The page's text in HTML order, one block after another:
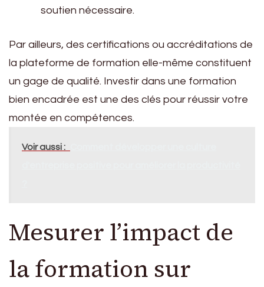
soutien nécessaire.
Par ailleurs, des certifications ou accréditations de
la plateforme de formation elle-même constituent
un gage de qualité. Investir dans une formation
bien encadrée est une des clés pour réussir votre
montée en compétences.
Voir aussi :
Mesurer l’impact de
la formation sur